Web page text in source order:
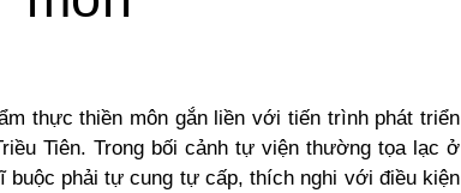
thực thiền môn gắn liền với tiến trình phát triển
Tiên. Trong bối cảnh tự viện thường tọa lạc ở
buộc phải tự cung tự cấp, thích nghi với điều kiện